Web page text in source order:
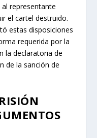
representante
el cartel destruido.
estas disposiciones
requerida por la
la declaratoria de
de la sanción de